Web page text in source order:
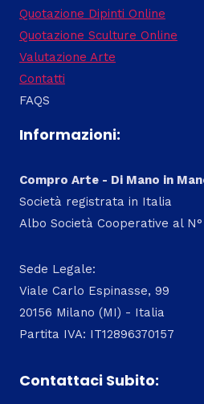
Quotazione Dipinti Online
Quotazione Sculture Online
Valutazione Arte
Contatti
FAQS
Informazioni:
Compro Arte - Di Mano in
Società registrata in Italia
Albo Società Cooperative al N°
Sede Legale:
Viale Carlo Espinasse, 99
20156 Milano (MI) - Italia
Partita IVA: IT12896370157
Contattaci Subito: